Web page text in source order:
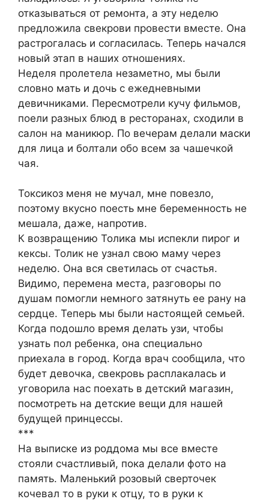
отказываться от ремонта, а эту неделю
предложила свекрови провести вместе. Она
растрогалась и согласилась. Теперь начался
новый этап в наших отношениях.
Неделя пролетела незаметно, мы были
словно мать и дочь с ежедневными
девичниками. Пересмотрели кучу фильмов,
поели разных блюд в ресторанах, сходили в
салон на маникюр. По вечерам делали маски
для лица и болтали обо всем за чашечкой
чая.
Токсикоз меня не мучал, мне повезло,
поэтому вкусно поесть мне беременность не
мешала, даже, напротив.
К возвращению Толика мы испекли пирог и
кексы. Толик не узнал свою маму через
неделю. Она вся светилась от счастья.
Видимо, перемена места, разговоры по
душам помогли немного затянуть ее рану на
сердце. Теперь мы были настоящей семьей.
Когда подошло время делать узи, чтобы
узнать пол ребенка, она специально
приехала в город. Когда врач сообщила, что
будет девочка, свекровь расплакалась и
уговорила нас поехать в детский магазин,
посмотреть на детские вещи для нашей
будущей принцессы.
***
На выписке из роддома мы все вместе
стояли счастливый, пока делали фото на
память. Маленький розовый сверточек
кочевал то в руки к отцу, то в руки к